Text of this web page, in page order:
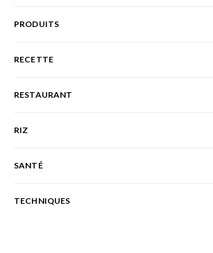
PRODUITS
RECETTE
RESTAURANT
RIZ
SANTÉ
TECHNIQUES